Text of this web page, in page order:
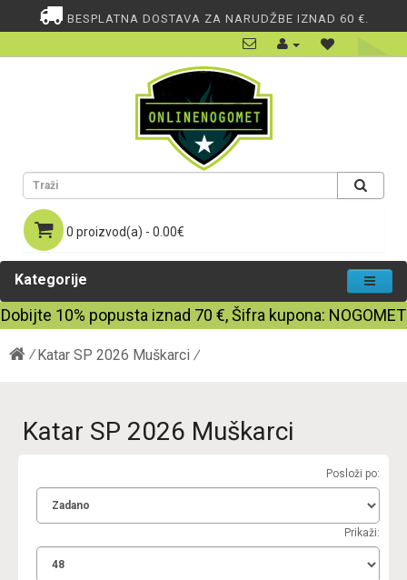
BESPLATNA DOSTAVA ZA NARUDŽBE IZNAD 60 €.
0 proizvod(a) - 0.00€
Kategorije
Dobijte 10% popusta iznad 70 €, Šifra kupona: NOGOMET
Katar SP 2026 Muškarci
Katar SP 2026 Muškarci
Posloži po:
Prikaži: